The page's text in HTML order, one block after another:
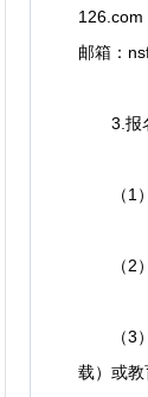
126.com
邮箱：
3.报名
（1）
（2）
（3）
载）或